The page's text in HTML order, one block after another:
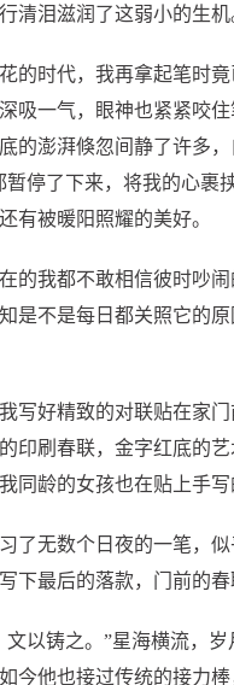
清泪滋润了这弱小的生机
的时代，我再拿起笔时
吸一气，眼神也紧紧咬
的澎湃倏忽间静了许多
停了下来，将我的心
有被暖阳照耀的美好。
的我都不敢相信彼时吵
是不是每日都关照它的
写好精致的对联贴在家
印刷春联，金字红底的
同龄的女孩也在贴上手
了无数个日夜的一笔，
下最后的落款，门前的春
文以铸之。”星海横流，
今他也接过传统的接力